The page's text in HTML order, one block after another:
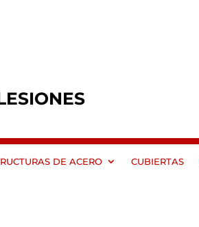
DE ACERO CUBIERTAS